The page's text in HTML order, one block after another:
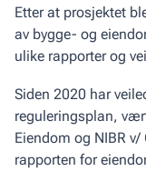
Etter at prosjektet
av bygge- og
ulike rapporter og
Siden 2020 har
reguleringsplan,
Eiendom og NIBR
rapporten for